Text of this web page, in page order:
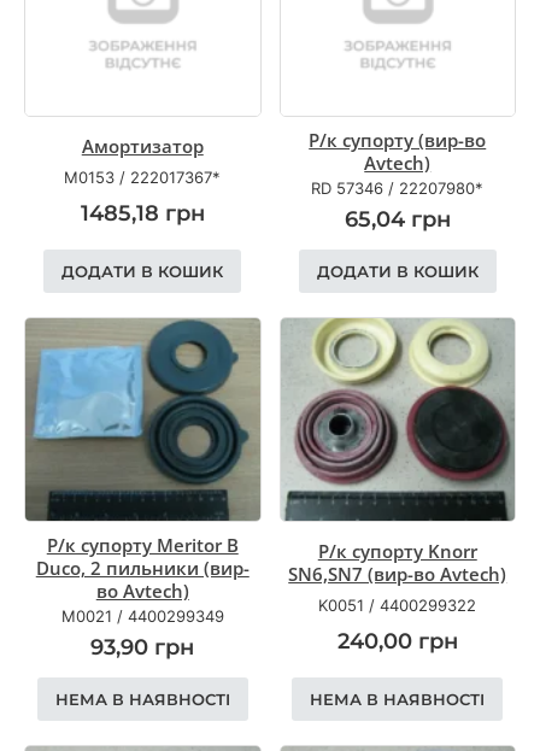
Амортизатор
M0153 / 222017367*
1485,18 грн
ДОДАТИ В КОШИК
Р/к супорту (вир-во
Avtech)
RD 57346 / 22207980*
65,04 грн
ДОДАТИ В КОШИК
Р/к супорту Meritor B
Duco, 2 пильники (вир-
во Avtech)
M0021 / 4400299349
93,90 грн
НЕМА В НАЯВНОСТІ
Р/к супорту Knorr
SN6,SN7 (вир-во Avtech)
K0051 /4400299322
240,00 грн
НЕМА В НАЯВНОСТІ